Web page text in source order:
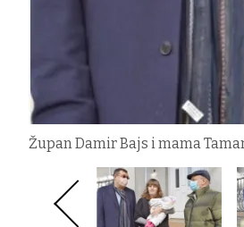
Župan Damir Bajs i mama